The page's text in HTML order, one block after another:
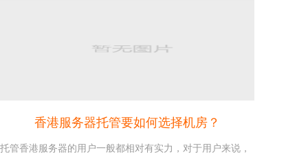
香港服务器托管要如何选择机房？
托管香港服务器的用户一般都相对有实力，对于用户来说，